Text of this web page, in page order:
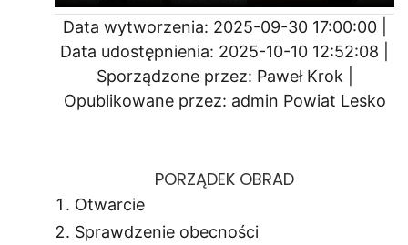
Data wytworzenia: 2025-09-30 17:00:00 |
Data udostępnienia: 2025-10-10 12:52:08 |
Sporządzone przez: Paweł Krok |
Opublikowane przez: admin Powiat Lesko
PORZĄDEK OBRAD
Otwarcie
Sprawdzenie obecności